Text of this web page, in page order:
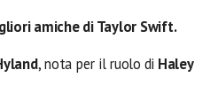
amiche di Taylor Swift.
, nota per il ruolo di Haley